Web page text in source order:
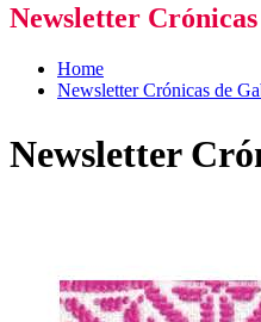
Newsletter
Home
Newsletter Crónicas de
Newsletter